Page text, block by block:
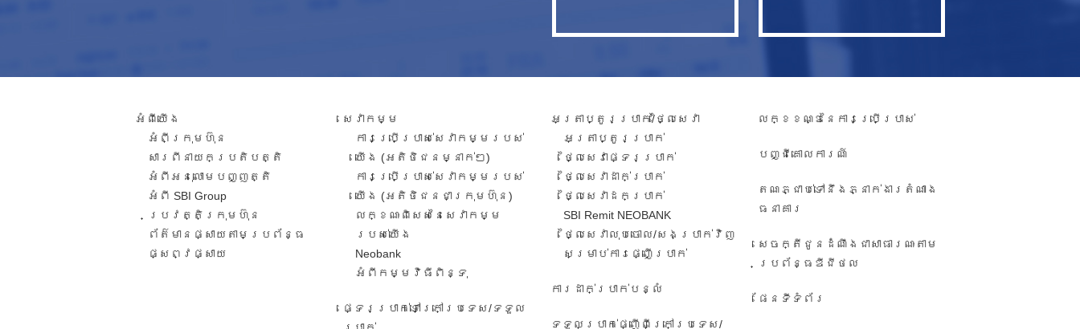
អំពី​យើង
អំពីក្រុមហ៊ុន
សារពី​នាយកប្រតិបត្តិ​
អំពីអនុលោមបញ្ញត្តិ
អំពី SBI Group
ប្រវត្តិក្រុមហ៊ុន​
ព័ត៌មានផ្សាយតាមប្រព័ន្ធ
ផ្សព្វផ្សាយ​
សេវាកម្ម​
ការ​ប្រើប្រាស់​សេវាកម្ម​របស់​
យើង​ (អតិថិជន​​ម្នាក់​ៗ​)
ការប្រើប្រាស់សេវាកម្ម​​របស់
យើង​ (អតិថិជន​ជា​ក្រុមហ៊ុន​)
លក្ខណៈ​ពិសេស​នៃ​សេវា​កម្ម​
របស់​យើង
Neobank
អំពីកម្មវិធីពិន្ទុ
ផ្ទេរប្រាក់ទៅក្រៅប្រទេស/ទទួល​
អត្រាប្តូរប្រាក់/ថ្លៃសេវា​
អត្រា​ប្តូរ​ប្រាក់​
ថ្លៃសេវាផ្ទេរប្រាក់
ថ្លៃសេវាដាក់ប្រាក់
ថ្លៃសេវាដកប្រាក់
SBI Remit NEOBANK
ថ្លៃសេវាលុបចោល/សងប្រាក់វិញ
សម្រាប់ការផ្ញើប្រាក់
ការដាក់ប្រាក់បន្លំ
ទទួលប្រាក់ផ្ញើពីក្រៅប្រទេស/
លក្ខខណ្ឌនៃការប្រើប្រាស់
បញ្ជី​គោលការណ៍
តណភ្ជាប់ទៅនឹងភ្នាក់ងារតំណាង
ធនាគារ
សេចក្តីជូនដំណឹង​ជា​សាធារណៈ​តាម​
ប្រព័ន្ធ​ឌីជីថល
ផែនទីទំព័រ